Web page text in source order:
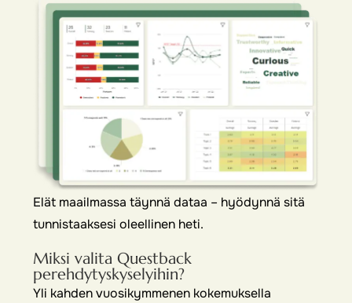
Elät maailmassa täynnä dataa – hyödynnä sitä
tunnistaaksesi oleellinen heti.
Miksi valita Questback
perehdytyskyselyihin?
Yli kahden vuosikymmenen kokemuksella